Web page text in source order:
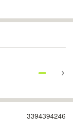
3394394246